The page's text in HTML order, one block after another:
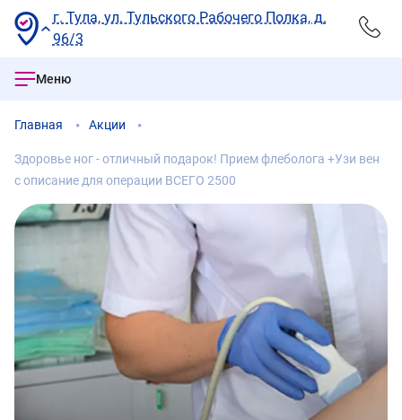
г. Тула, ул. Тульского Рабочего Полка, д.
96/3
Меню
Главная Акции
Здоровье ног - отличный подарок! Прием флеболога +Узи вен
с описание для операции ВСЕГО 2500